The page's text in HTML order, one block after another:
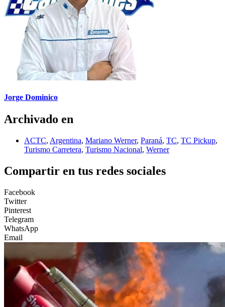
Jorge Dominico
Archivado en
ACTC, Argentina, Mariano Werner, Paraná, TC, TC Pickup,
Turismo Carretera, Turismo Nacional, Werner
Compartir en tus redes sociales
Facebook
Twitter
Pinterest
Telegram
WhatsApp
Email